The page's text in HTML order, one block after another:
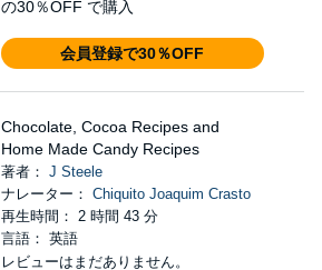
の30％OFF で購入
会員登録で30％OFF
Chocolate, Cocoa Recipes and
Home Made Candy Recipes
著者： J Steele
ナレーター： Chiquito Joaquim Crasto
再生時間： 2 時間 43 分
言語： 英語
レビューはまだありません。